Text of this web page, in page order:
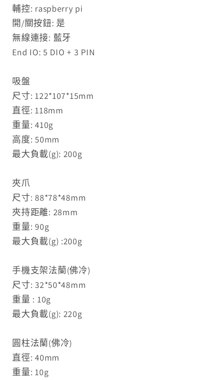
輔控: raspberry pi
開/關按鈕: 是
無線連接: 藍牙
End IO: 5 DIO + 3 PIN
吸盤
尺寸: 122*107*15mm
直徑: 118mm
重量: 410g
高度: 50mm
最大負載(g): 200g
夾爪
尺寸: 88*78*48mm
夾持距離: 28mm
重量: 90g
最大負載(g) :200g
手機支架法蘭(佛冷)
尺寸: 32*50*48mm
重量 : 10g
最大負載(g): 220g
圓柱法蘭(佛冷)
直徑: 40mm
重量: 10g